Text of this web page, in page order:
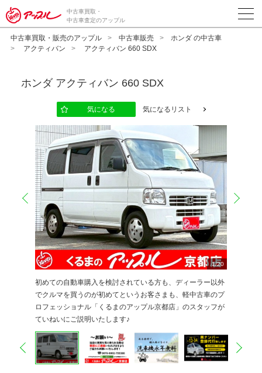
中古車買取・
中古車査定のアップル
中古車買取・販売のアップル 中古車販売
ホンダ の中古車
アクティバン
アクティバン 660 SDX
ホンダ アクティバン 660 SDX
気になる 気になるリスト
1/20
初めての自動車購入を検討されている方も、ディーラー以外
でクルマを買うのが初めてというお客さまも、軽中古車のプ
ロフェッショナル「くるまのアップル京都店」のスタッフが
ていねいにご説明いたします♪
2 20
3 20
4 20
5 20
6 20
7 20
8 20
9 20
10 2
0
11 2
0
12 2
0
13 2
0
14 2
0
15 2
0
16 2
0
17 2
0
18 2
0
19 2
0
20 2
0
prev
prev